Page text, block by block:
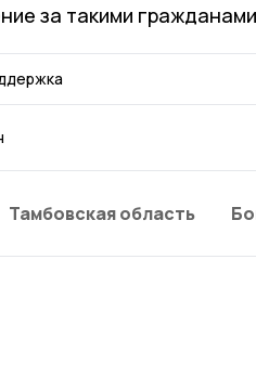
за такими
Тамбовская область